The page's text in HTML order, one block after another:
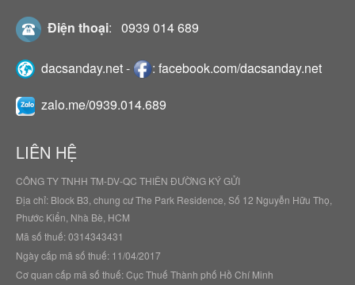
Điện thoại: 0939 014 689
dacsanday.net- : facebook.com/dacsanday.net
zalo.me/0939.014.689
LIÊN HỆ
CÔNG TY TNHH TM-DV-QC THIÊN ĐƯỜNG KÝ GỬI
Địa chỉ: Block B3, chung cư The Park Residence, Số 12 Nguyễn Hữu Thọ,
Phước Kiển, Nhà Bè, HCM
Mã số thuế: 0314343431
Ngày cấp mã số thuế: 11/04/2017
Cơ quan cấp mã số thuế: Cục Thuế Thành phố Hồ Chí Minh